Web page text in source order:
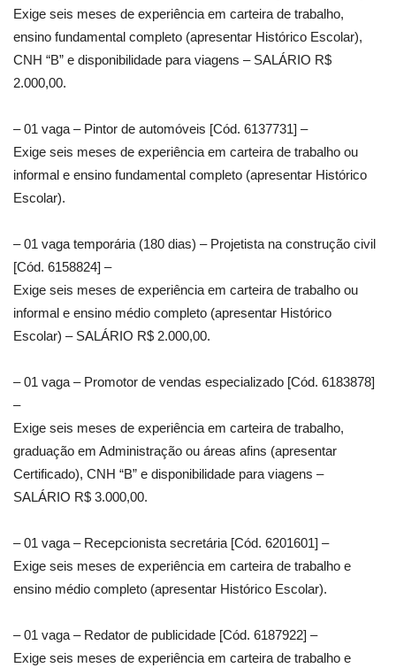
Exige seis meses de experiência em carteira de trabalho,
ensino fundamental completo (apresentar Histórico Escolar),
CNH “B” e disponibilidade para viagens – SALÁRIO R$
2.000,00.
– 01 vaga – Pintor de automóveis [Cód. 6137731] –
Exige seis meses de experiência em carteira de trabalho ou
informal e ensino fundamental completo (apresentar Histórico
Escolar).
– 01 vaga temporária (180 dias) – Projetista na construção civil
[Cód. 6158824] –
Exige seis meses de experiência em carteira de trabalho ou
informal e ensino médio completo (apresentar Histórico
Escolar) – SALÁRIO R$ 2.000,00.
– 01 vaga – Promotor de vendas especializado [Cód. 6183878]
–
Exige seis meses de experiência em carteira de trabalho,
graduação em Administração ou áreas afins (apresentar
Certificado), CNH “B” e disponibilidade para viagens –
SALÁRIO R$ 3.000,00.
– 01 vaga – Recepcionista secretária [Cód. 6201601] –
Exige seis meses de experiência em carteira de trabalho e
ensino médio completo (apresentar Histórico Escolar).
– 01 vaga – Redator de publicidade [Cód. 6187922] –
Exige seis meses de experiência em carteira de trabalho e